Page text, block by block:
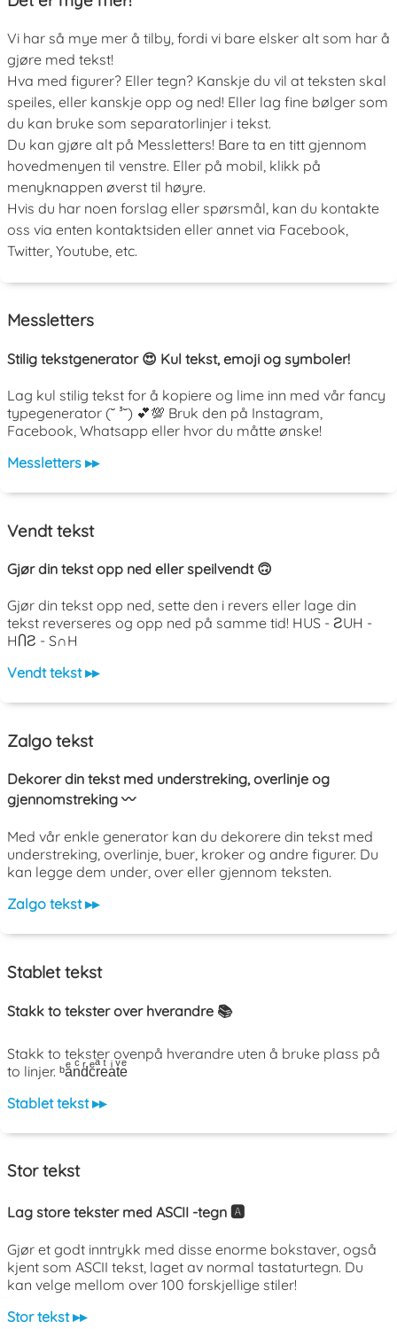
Vi har så mye mer å tilby, fordi vi bare elsker alt som har å
gjøre med tekst!
Hva med figurer? Eller tegn? Kanskje du vil at teksten skal
speiles, eller kanskje opp og ned! Eller lag fine bølger som
du kan bruke som separatorlinjer i tekst.
Du kan gjøre alt på Messletters! Bare ta en titt gjennom
hovedmenyen til venstre. Eller på mobil, klikk på
menyknappen øverst til høyre.
Hvis du har noen forslag eller spørsmål, kan du kontakte
oss via enten kontaktsiden eller annet via Facebook,
Twitter, Youtube, etc.
Messletters
Stilig tekstgenerator 😍 Kul tekst, emoji og symboler!
Lag kul stilig tekst for å kopiere og lime inn med vår fancy
typegenerator (˘ ³˘) 💕💯 Bruk den på Instagram,
Facebook, Whatsapp eller hvor du måtte ønske!
Messletters ▸▸
Vendt tekst
Gjør din tekst opp ned eller speilvendt 🙃
Gjør din tekst opp ned, sette den i revers eller lage din
tekst reverseres og opp ned på samme tid! HUS - ƧUH -
HႶƧ - S∩H
Vendt tekst ▸▸
Zalgo tekst
Dekorer din tekst med understreking, overlinje og
gjennomstreking 〰️
Med vår enkle generator kan du dekorere din tekst med
understreking, overlinje, buer, kroker og andre figurer. Du
kan legge dem under, over eller gjennom teksten.
Zalgo tekst ▸▸
Stablet tekst
Stakk to tekster over hverandre 📚
Stakk to tekster ovenpå hverandre uten å bruke plass på
to linjer. ᵇaͤnͨdͬcͤrͣeͭaͥtͮeͤ
Stablet tekst ▸▸
Stor tekst
Lag store tekster med ASCII -tegn 🅰️
Gjør et godt inntrykk med disse enorme bokstaver, også
kjent som ASCII tekst, laget av normal tastaturtegn. Du
kan velge mellom over 100 forskjellige stiler!
Stor tekst ▸▸